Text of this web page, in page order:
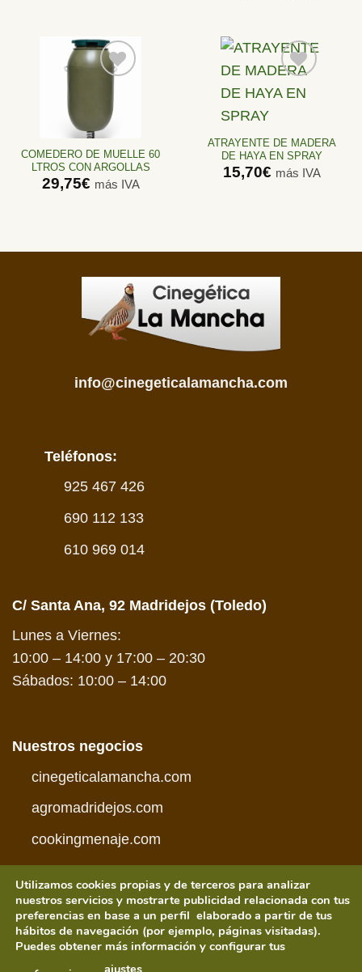
a la
lista de
COMEDERO DE MUELLE 60
LTROS CON ARGOLLAS
29,75€ más IVA
Añadir
deseos
ATRAYENTE DE MADERA
DE HAYA EN SPRAY
15,70€ más IVA
info@cinegeticalamancha.com
Teléfonos:
925 467 426
690 112 133
610 969 014
C/ Santa Ana, 92 Madridejos (Toledo)
Lunes a Viernes:
10:00 – 14:00 y 17:00 – 20:30
Sábados: 10:00 – 14:00
Nuestros negocios
cinegeticalamancha.com
agromadridejos.com
cookingmenaje.com
Visa PayPal MasterCardAmerican
Express
Credit
Visa
CONDICIONES DE COMPRA
Utilizamos cookies propias y de terceros para analizar
nuestros servicios y mostrarte publicidad relacionada con tus
preferencias en base a un perfil elaborado a partir de tus
hábitos de navegación (por ejemplo, páginas visitadas).
Puedes obtener más información y configurar tus